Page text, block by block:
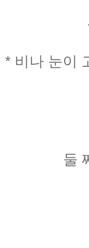
* 비나 눈이
둘